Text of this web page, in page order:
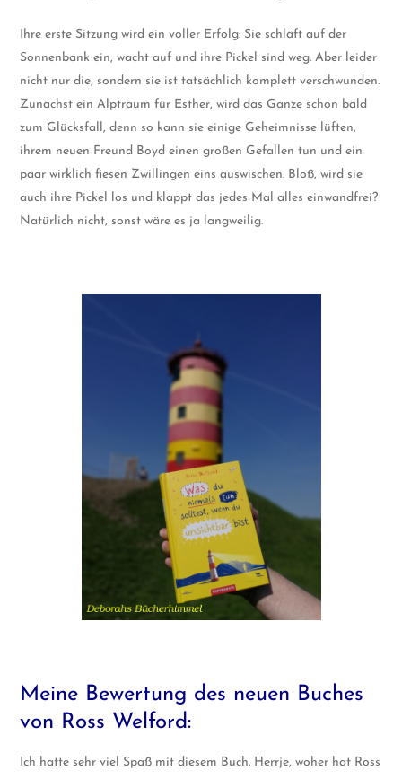
Ihre erste Sitzung wird ein voller Erfolg: Sie schläft auf der
Sonnenbank ein, wacht auf und ihre Pickel sind weg. Aber leider
nicht nur die, sondern sie ist tatsächlich komplett verschwunden.
Zunächst ein Alptraum für Esther, wird das Ganze schon bald
zum Glücksfall, denn so kann sie einige Geheimnisse lüften,
ihrem neuen Freund Boyd einen großen Gefallen tun und ein
paar wirklich fiesen Zwillingen eins auswischen. Bloß, wird sie
auch ihre Pickel los und klappt das jedes Mal alles einwandfrei?
Natürlich nicht, sonst wäre es ja langweilig.
Meine Bewertung des neuen Buches
von Ross Welford:
Ich hatte sehr viel Spaß mit diesem Buch. Herrje, woher hat Ross